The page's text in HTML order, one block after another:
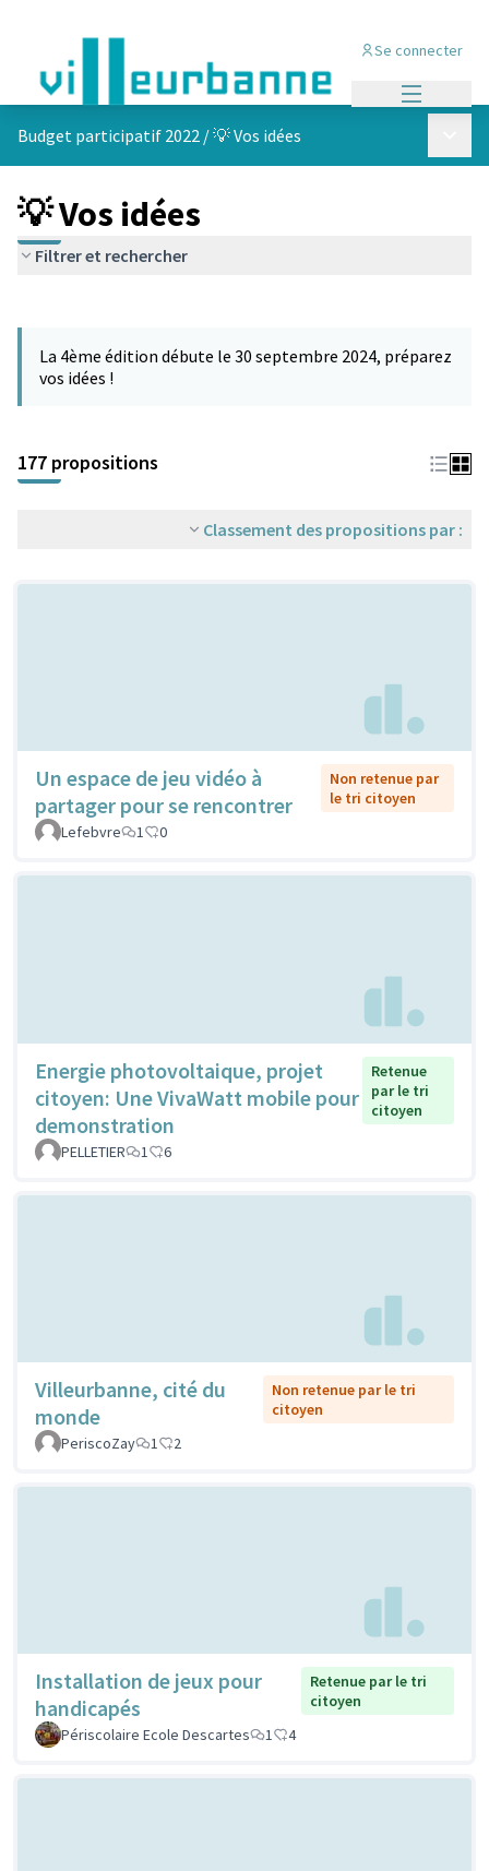
Se connecter
Budget participatif 2022 /💡 Vos idées
💡 Vos idées
Filtrer et rechercher
−
La 4ème édition débute le 30 septembre 2024, préparez
vos idées !
177 propositions
Classement des propositions par :
Un espace de jeu vidéo à
partager pour se rencontrer
Non retenue par
le tri citoyen
Lefebvre
1 0
Energie photovoltaique, projet
citoyen: Une VivaWatt mobile pour
demonstration
Retenue
par le tri
citoyen
PELLETIER 1 6
Villeurbanne, cité du
monde
Non retenue par le tri
citoyen
PeriscoZay
1 2
Installation de jeux pour
handicapés
Retenue par le tri
citoyen
Périscolaire Ecole Descartes
1 4